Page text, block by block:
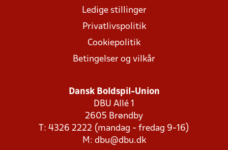
Ledige stillinger
Privatlivspolitik
Cookiepolitik
Betingelser og vilkår
Dansk Boldspil-Union
DBU Allé 1
2605 Brøndby
T: 4326 2222 (mandag - fredag 9-16)
M: dbu@dbu.dk